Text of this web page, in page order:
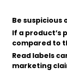
Be
If a product’s
compared to
Read labels
marketing